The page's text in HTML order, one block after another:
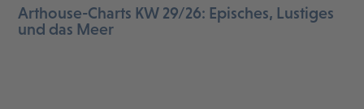
Arthouse-Charts KW 29/26: Episches, Lustiges
und das Meer